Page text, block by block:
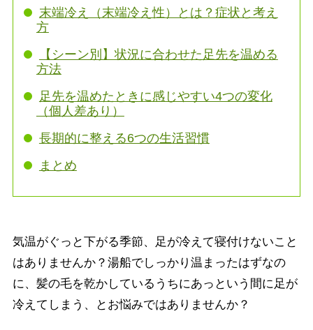
末端冷え（末端冷え性）とは？症状と考え
方
【シーン別】状況に合わせた足先を温める
方法
足先を温めたときに感じやすい4つの変化
（個人差あり）
長期的に整える6つの生活習慣
まとめ
気温がぐっと下がる季節、足が冷えて寝付けないこと
はありませんか？湯船でしっかり温まったはずなの
に、髪の毛を乾かしているうちにあっという間に足が
冷えてしまう、とお悩みではありませんか？